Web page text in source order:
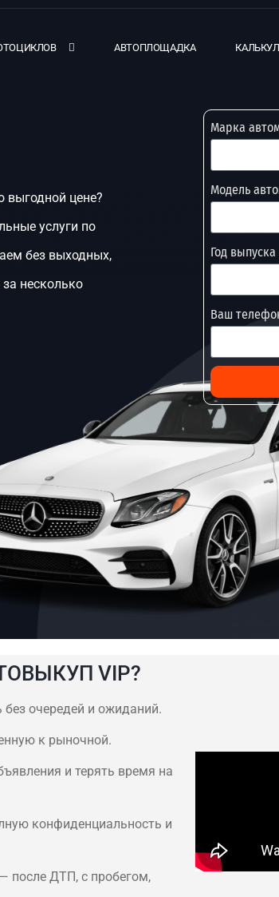
АВТОПЛОЩАДКА
выгодной цене?
услуги по
без выходных,
несколько
Марка
Модель
Год
Ваш
VIP?
очередей и ожиданий.
к рыночной.
и терять время на
конфиденциальность и
после ДТП, с пробегом,